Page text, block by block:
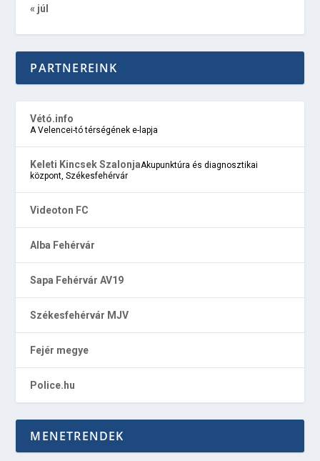
« júl
PARTNEREINK
Vétó.info
A Velencei-tó térségének e-lapja
Keleti Kincsek SzalonjaAkupunktúra és diagnosztikai
központ, Székesfehérvár
Videoton FC
Alba Fehérvár
Sapa Fehérvár AV19
Székesfehérvár MJV
Fejér megye
Police.hu
MENETRENDEK